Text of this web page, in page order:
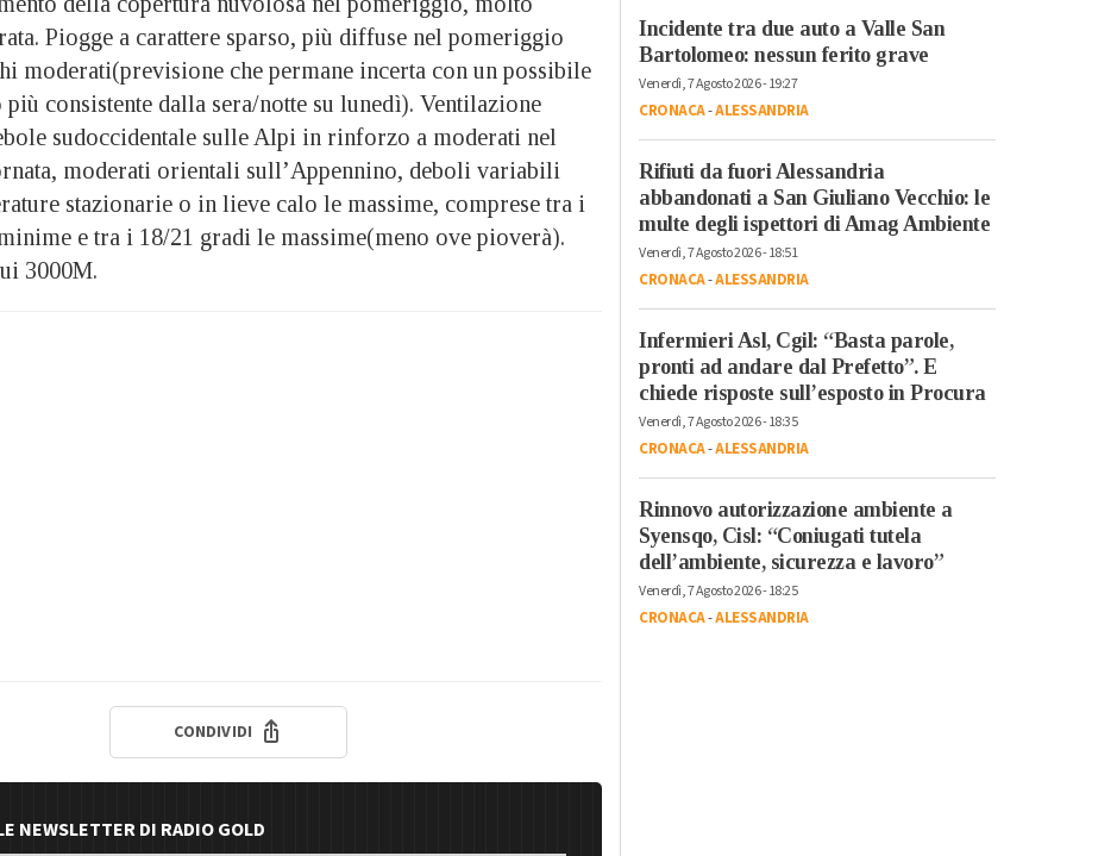
Piogge a carattere sparso, più diffuse nel pomeriggio
moderati(previsione che permane incerta con un possibile
consistente dalla sera/notte su lunedì). Ventilazione
sudoccidentale sulle Alpi in rinforzo a moderati nel
moderati orientali sull’Appennino, deboli variabili
stazionarie o in lieve calo le massime, comprese tra i
e tra i 18/21 gradi le massime(meno ove pioverà).
3000M.
CONDIVIDI
NEWSLETTER DI RADIO GOLD
Incidente tra due auto a Valle San
Bartolomeo: nessun ferito grave
Venerdì, 7 Agosto 2026 - 19:27
CRONACA-ALESSANDRIA
Rifiuti da fuori Alessandria
abbandonati a San Giuliano Vecchio: le
multe degli ispettori di Amag Ambiente
Venerdì, 7 Agosto 2026 - 18:51
CRONACA-ALESSANDRIA
Infermieri Asl, Cgil: “Basta parole,
pronti ad andare dal Prefetto”. E
chiede risposte sull’esposto in Procura
Venerdì, 7 Agosto 2026 - 18:35
CRONACA-ALESSANDRIA
Rinnovo autorizzazione ambiente a
Syensqo, Cisl: “Coniugati tutela
dell’ambiente, sicurezza e lavoro”
Venerdì, 7 Agosto 2026 - 18:25
CRONACA-ALESSANDRIA